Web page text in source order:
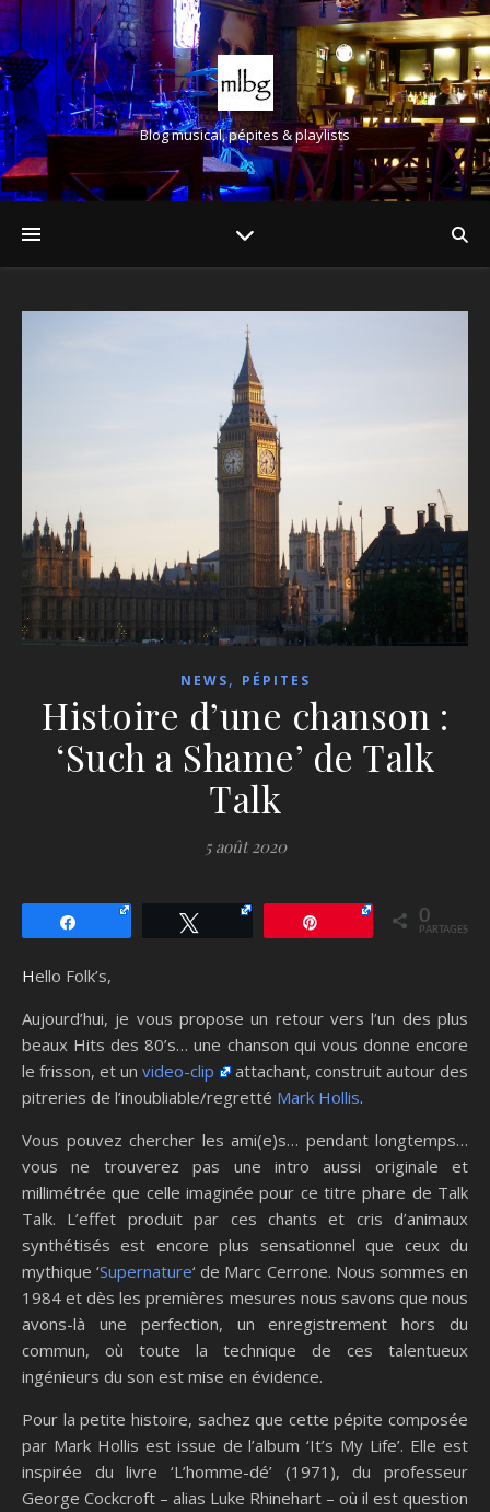
Blog musical, pépites & playlists
NEWS, PÉPITES
Histoire d’une chanson :
‘Such a Shame’ de Talk
Talk
5 août 2020
0
PARTAGES
Hello Folk’s,
Aujourd’hui, je vous propose un retour vers l’un des plus
beaux Hits des 80’s… une chanson qui vous donne encore
le frisson, et unvideo-clip
attachant, construit autour des
pitreries de l’inoubliable/regretté Mark Hollis.
Vous pouvez chercher les ami(e)s… pendant longtemps…
vous ne trouverez pas une intro aussi originale et
millimétrée que celle imaginée pour ce titre phare de Talk
Talk. L’effet produit par ces chants et cris d’animaux
synthétisés est encore plus sensationnel que ceux du
mythique ‘Supernature‘ de Marc Cerrone. Nous sommes en
1984 et dès les premières mesures nous savons que nous
avons-là une perfection, un enregistrement hors du
commun, où toute la technique de ces talentueux
ingénieurs du son est mise en évidence.
Pour la petite histoire, sachez que cette pépite composée
par Mark Hollis est issue de l’album ‘It’s My Life’. Elle est
inspirée du livre ‘L’homme-dé’ (1971), du professeur
George Cockcroft – alias Luke Rhinehart – où il est question